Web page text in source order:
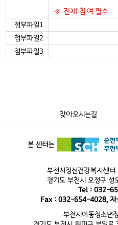
※ 전체 참여 필수
첨부파일1
첨부파일2
첨부파일3
찾아오시는길
부천시정신건강복지센
경기도 부천시 오정구
Tel : 032-
Fax : 032-654-4028,
부천시아동청소년